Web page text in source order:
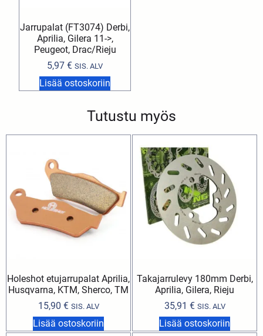
Jarrupalat (FT3074) Derbi,
Aprilia, Gilera 11->,
Peugeot, Drac/Rieju
5,97€ SIS. ALV
Lisää ostoskoriin
Tutustu myös
Holeshot etujarrupalat Aprilia,
Husqvarna, KTM, Sherco, TM
15,90 € SIS. ALV
Lisää ostoskoriin
Takajarrulevy 180mm Derbi,
Aprilia, Gilera, Rieju
35,91 € SIS. ALV
Lisää ostoskoriin